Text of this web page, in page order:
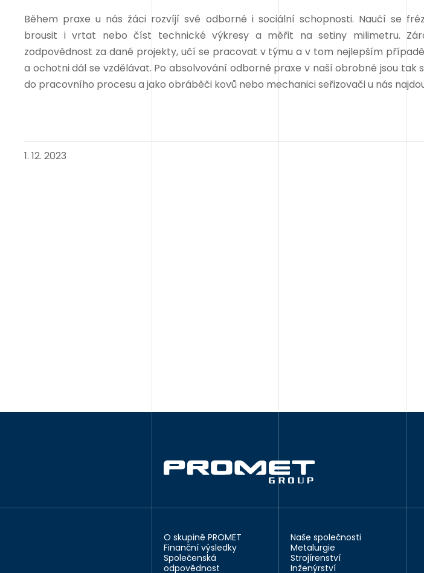
Během praxe u nás žáci rozvíjí své odborné i sociální schopnosti. Naučí se
brousit i vrtat nebo číst technické výkresy a měřit na setiny milimetru.
zodpovědnost za dané projekty, učí se pracovat v týmu a v tom nejlepším
a ochotni dál se vzdělávat. Po absolvování odborné praxe v naší obrobně jsou tak
do pracovního procesu a jako obráběči kovů nebo mechanici seřizovači u nás
1. 12. 2023
O skupině PROMET
Finanční výsledky
Společenská
odpovědnost
Naše společnosti
Metalurgie
Strojírenství
Inženýrství